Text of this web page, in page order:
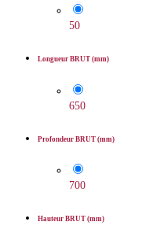
50
Longueur BRUT (mm)
650
Profondeur BRUT (mm)
700
Hauteur BRUT (mm)